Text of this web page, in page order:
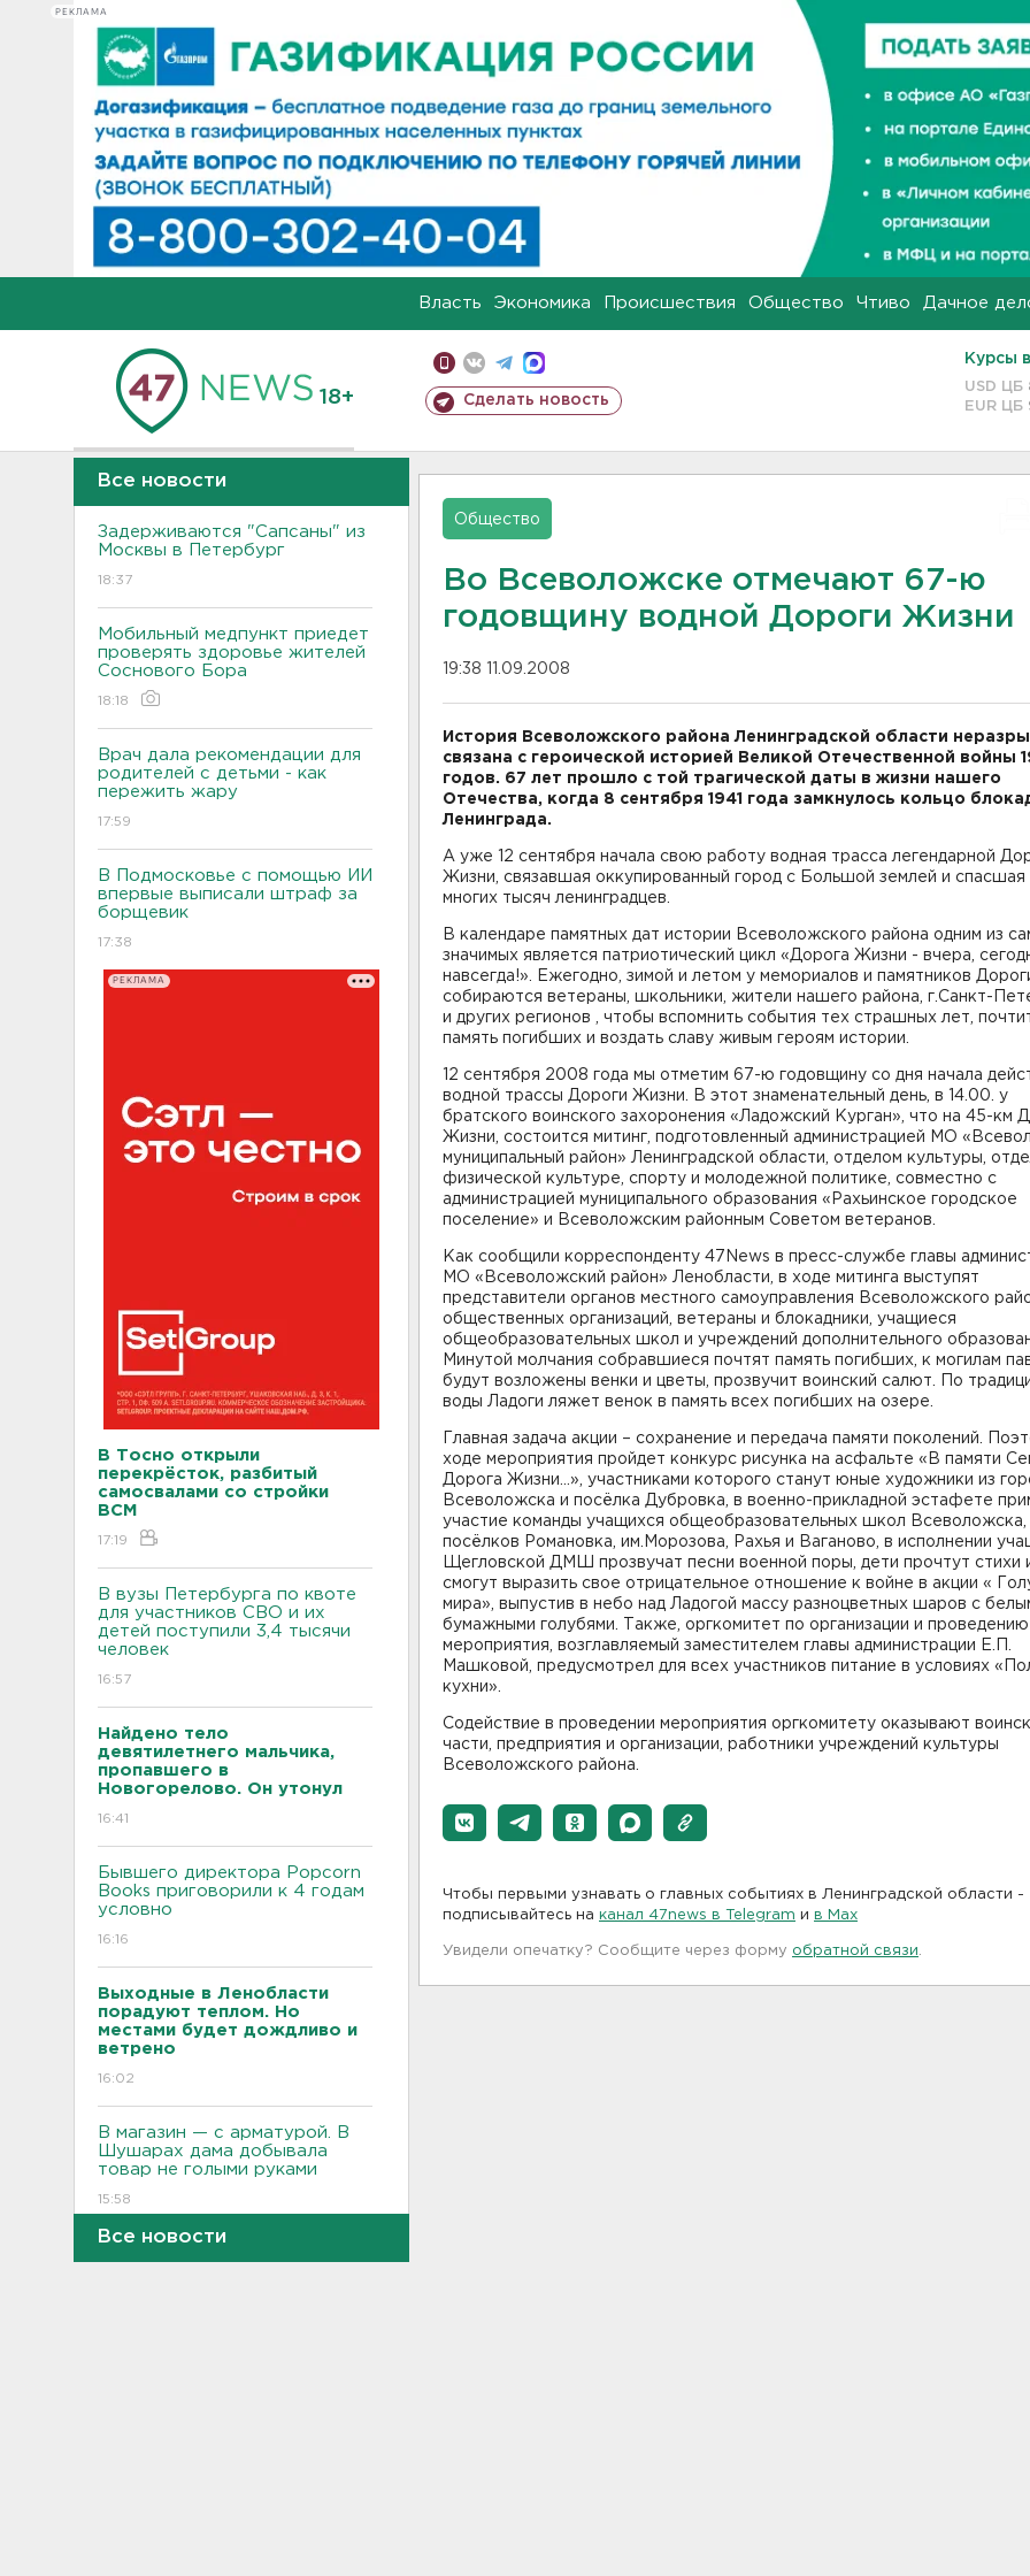
РЕКЛАМА
Власть Экономика Происшествия Общество Чтиво Дачное
18+ Сделать новость
Курсы
USD ЦБ
EUR ЦБ
Все новости
Задерживаются "Сапсаны" из
Москвы в Петербург
18:37
Мобильный медпункт приедет
проверять здоровье жителей
Соснового Бора
18:18
Врач дала рекомендации для
родителей с детьми - как
пережить жару
17:59
В Подмосковье с помощью ИИ
впервые выписали штраф за
борщевик
17:38
РЕКЛАМА
В Тосно открыли
перекрёсток, разбитый
самосвалами со стройки
ВСМ
17:19
В вузы Петербурга по квоте
для участников СВО и их
детей поступили 3,4 тысячи
человек
16:57
Найдено тело
девятилетнего мальчика,
пропавшего в
Новогорелово. Он утонул
16:41
Бывшего директора Popcorn
Books приговорили к 4 годам
условно
16:16
Выходные в Ленобласти
порадуют теплом. Но
местами будет дождливо и
ветрено
16:02
В магазин — с арматурой. В
Шушарах дама добывала
товар не голыми руками
15:58
Все новости
Общество
Во Всеволожске отмечают 67-ю
годовщину водной Дороги Жизни
19:38 11.09.2008
История Всеволожского района Ленинградской области
связана с героической историей Великой Отечественной войны
годов. 67 лет прошло с той трагической даты в жизни нашего
Отечества, когда 8 сентября 1941 года замкнулось кольцо
Ленинграда.
А уже 12 сентября начала свою работу водная трасса легендарной
Жизни, связавшая оккупированный город с Большой землей и спасшая
многих тысяч ленинградцев.
В календаре памятных дат истории Всеволожского района одним из
значимых является патриотический цикл «Дорога Жизни - вчера,
навсегда!». Ежегодно, зимой и летом у мемориалов и памятников
собираются ветераны, школьники, жители нашего района, г.Санкт-
и других регионов , чтобы вспомнить события тех страшных лет,
память погибших и воздать славу живым героям истории.
12 сентября 2008 года мы отметим 67-ю годовщину со дня начала
водной трассы Дороги Жизни. В этот знаменательный день, в 14.00. у
братского воинского захоронения «Ладожский Курган», что на 45-км
Жизни, состоится митинг, подготовленный администрацией МО
муниципальный район» Ленинградской области, отделом культуры,
физической культуре, спорту и молодежной политике, совместно с
администрацией муниципального образования «Рахьинское городское
поселение» и Всеволожским районным Советом ветеранов.
Как сообщили корреспонденту 47News в пресс-службе главы
МО «Всеволожский район» Ленобласти, в ходе митинга выступят
представители органов местного самоуправления Всеволожского
общественных организаций, ветераны и блокадники, учащиеся
общеобразовательных школ и учреждений дополнительного
Минутой молчания собравшиеся почтят память погибших, к могилам
будут возложены венки и цветы, прозвучит воинский салют. По
воды Ладоги ляжет венок в память всех погибших на озере.
Главная задача акции – сохранение и передача памяти поколений.
ходе мероприятия пройдет конкурс рисунка на асфальте «В памяти
Дорога Жизни…», участниками которого станут юные художники из
Всеволожска и посёлка Дубровка, в военно-прикладной эстафете
участие команды учащихся общеобразовательных школ Всеволожска,
посёлков Романовка, им.Морозова, Рахья и Ваганово, в исполнении
Щегловской ДМШ прозвучат песни военной поры, дети прочтут стихи
смогут выразить свое отрицательное отношение к войне в акции «
мира», выпустив в небо над Ладогой массу разноцветных шаров с
бумажными голубями. Также, оргкомитет по организации и проведению
мероприятия, возглавляемый заместителем главы администрации Е.П.
Машковой, предусмотрел для всех участников питание в условиях
кухни».
Содействие в проведении мероприятия оргкомитету оказывают
части, предприятия и организации, работники учреждений культуры
Всеволожского района.
Чтобы первыми узнавать о главных событиях в Ленинградской области -
подписывайтесь на канал 47news в Telegram и в Maх
Увидели опечатку? Сообщите через форму обратной связи